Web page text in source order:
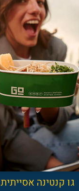
גו קנטינה אסייתית